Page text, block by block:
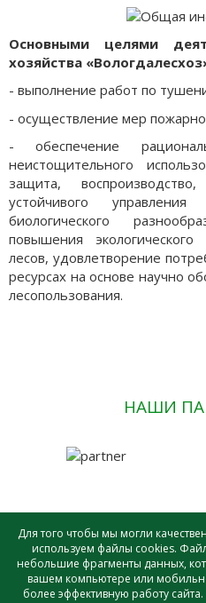
Основными целями
хозяйства
- выполнение работ по
- осуществление мер
- обеспечение
неистощительного
защита,
устойчивого
биологического
повышения
лесов, удовлетворение
ресурсах на основе научно
лесопользования.
НАШИ
САУ лесного хозяйства ВО
Создание и
Для того чтобы мы могли
используем файлы cookies.
небольшие фрагменты данных,
вашем компьютере или
более эффективную работу